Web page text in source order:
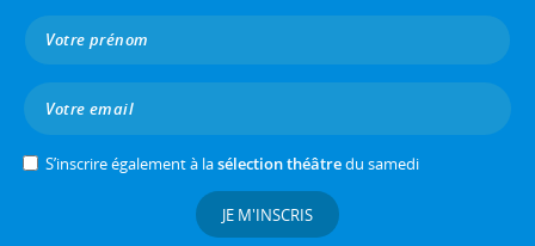
S’inscrire également à lasélection théâtredu samedi
JE M'INSCRIS